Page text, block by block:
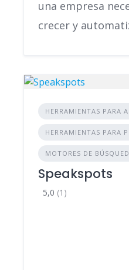
una empresa
crecer y
HERRAMIENTAS PARA
HERRAMIENTAS PARA
MOTORES DE
Speakspots
5,0 (1)